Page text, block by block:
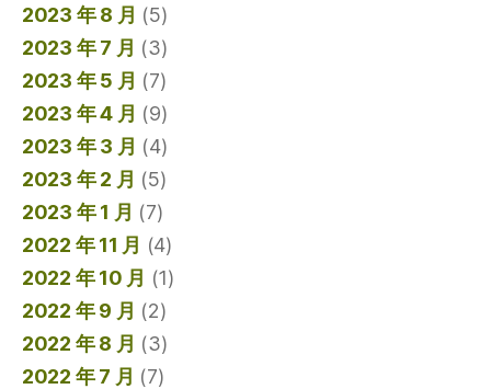
2023 年 8 月 (5)
2023 年 7 月 (3)
2023 年 5 月 (7)
2023 年 4 月 (9)
2023 年 3 月 (4)
2023 年 2 月 (5)
2023 年 1 月 (7)
2022 年 11 月 (4)
2022 年 10 月 (1)
2022 年 9 月 (2)
2022 年 8 月 (3)
2022 年 7 月 (7)